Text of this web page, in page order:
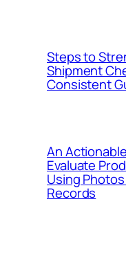
Steps to
Shipment
Consistent
An
Evaluate
Using
Records